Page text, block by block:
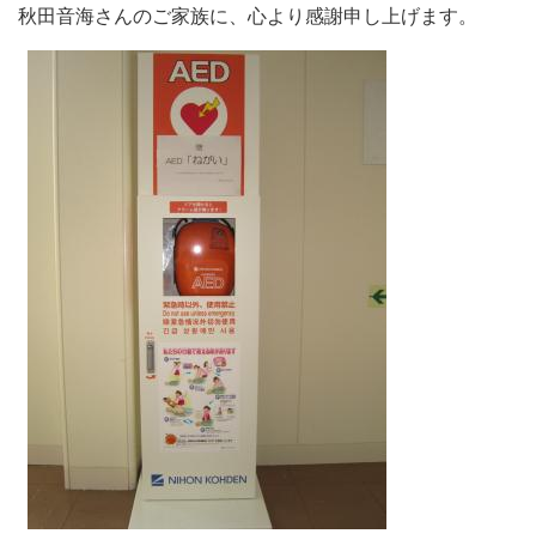
秋田音海さんのご家族に、心より感謝申し上げます。